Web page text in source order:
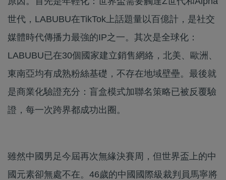
世代，LABUBU在TikTok上話題量以百億計，是社交
媒體時代傳播力最強的IP之一。其次是全球化：
LABUBU已在30個國家建立銷售網絡，北美、歐洲、
東南亞均有成熟粉絲基礎，不存在地域壁壘。最後就
是商業化驗證充分：盲盒模式加聯名策略已被反覆驗
證，每一次跨界都成功出圈。
雖然中國男足今屆再次無緣決賽周，但世界盃上的中
國元素卻無處不在。46歲的中國國際級裁判員馬寧將